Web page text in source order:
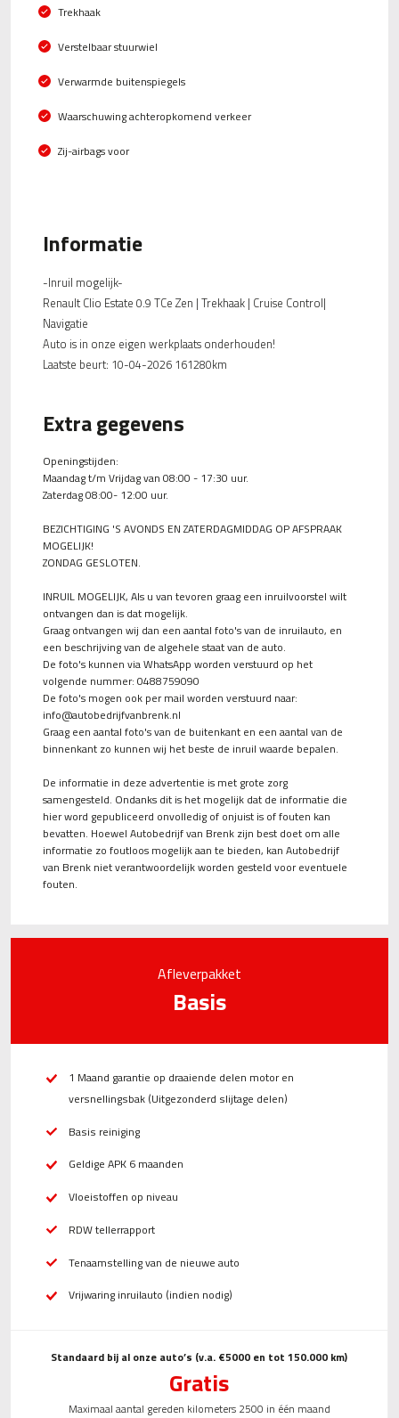
Trekhaak
Verstelbaar stuurwiel
Verwarmde buitenspiegels
Waarschuwing achteropkomend verkeer
Zij-airbags voor
Informatie
-Inruil mogelijk-
Renault Clio Estate 0.9 TCe Zen | Trekhaak | Cruise Control|
Navigatie
Auto is in onze eigen werkplaats onderhouden!
Laatste beurt: 10-04-2026 161280km
Extra gegevens
Openingstijden:
Maandag t/m Vrijdag van 08:00 - 17:30 uur.
Zaterdag 08:00- 12:00 uur.
BEZICHTIGING 'S AVONDS EN ZATERDAGMIDDAG OP AFSPRAAK
MOGELIJK!
ZONDAG GESLOTEN.
INRUIL MOGELIJK, Als u van tevoren graag een inruilvoorstel wilt
ontvangen dan is dat mogelijk.
Graag ontvangen wij dan een aantal foto's van de inruilauto, en
een beschrijving van de algehele staat van de auto.
De foto's kunnen via WhatsApp worden verstuurd op het
volgende nummer: 0488759090
De foto's mogen ook per mail worden verstuurd naar:
info@autobedrijfvanbrenk.nl
Graag een aantal foto's van de buitenkant en een aantal van de
binnenkant zo kunnen wij het beste de inruil waarde bepalen.
De informatie in deze advertentie is met grote zorg
samengesteld. Ondanks dit is het mogelijk dat de informatie die
hier word gepubliceerd onvolledig of onjuist is of fouten kan
bevatten. Hoewel Autobedrijf van Brenk zijn best doet om alle
informatie zo foutloos mogelijk aan te bieden, kan Autobedrijf
van Brenk niet verantwoordelijk worden gesteld voor eventuele
fouten.
Afleverpakket
Basis
1 Maand garantie op draaiende delen motor en
versnellingsbak (Uitgezonderd slijtage delen)
Basis reiniging
Geldige APK 6 maanden
Vloeistoffen op niveau
RDW tellerrapport
Tenaamstelling van de nieuwe auto
Vrijwaring inruilauto (indien nodig)
Standaard bij al onze auto’s (v.a. €5000 en tot 150.000 km)
Gratis
Maximaal aantal gereden kilometers 2500 in één maand